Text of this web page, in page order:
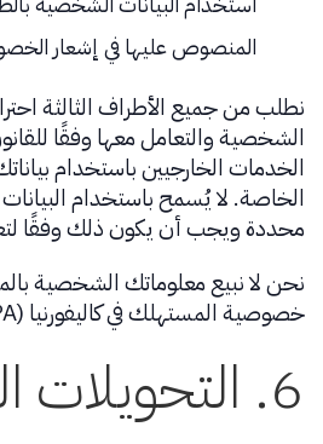
المنصوص عليها في إشعار
نطلب من جميع الأطراف الثالثة
الشخصية والتعامل معها وفقًا
الخدمات الخارجيين باستخدام
الخاصة. لا يُسمح باستخدام
محددة ويجب أن يكون ذلك وفقًا
نحن لا نبيع معلوماتك الشخصية
خصوصية المستهلك في كاليفورنيا (CCPA).
6. التحويلات الدولية